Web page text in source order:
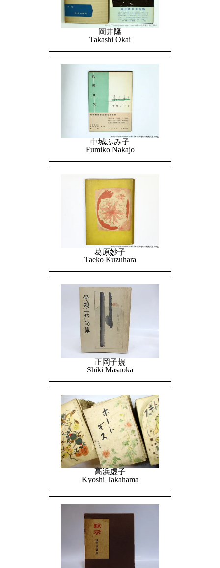
岡井隆
Takashi Okai
中城ふみ子
Fumiko Nakajo
葛原妙子
Taeko Kuzuhara
正岡子規
Shiki Masaoka
高浜虚子
Kyoshi Takahama